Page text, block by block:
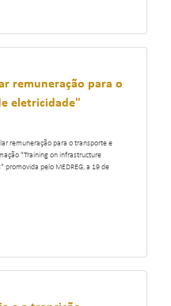
remuneração para o
eletricidade"
remuneração para o transporte e
"Training on infrastructure
pelo MEDREG, a 19 de